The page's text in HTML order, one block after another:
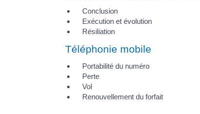
Conclusion
Exécution et évolution
Résiliation
Téléphonie mobile
Portabilité du numéro
Perte
Vol
Renouvellement du forfait